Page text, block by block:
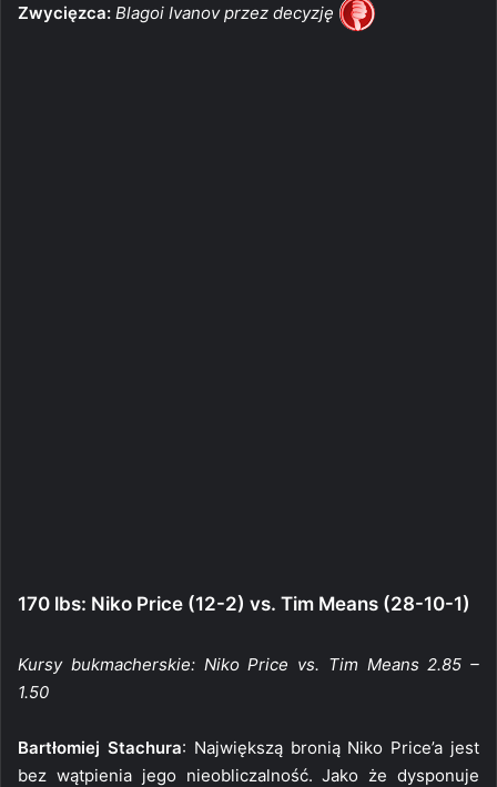
Zwycięzca: Blagoi Ivanov przez decyzję
170 lbs: Niko Price (12-2) vs. Tim Means (28-10-1)
Kursy bukmacherskie: Niko Price vs. Tim Means 2.85 –
1.50
Bartłomiej Stachura: Największą bronią Niko Price’a jest
bez wątpienia jego nieobliczalność. Jako że dysponuje